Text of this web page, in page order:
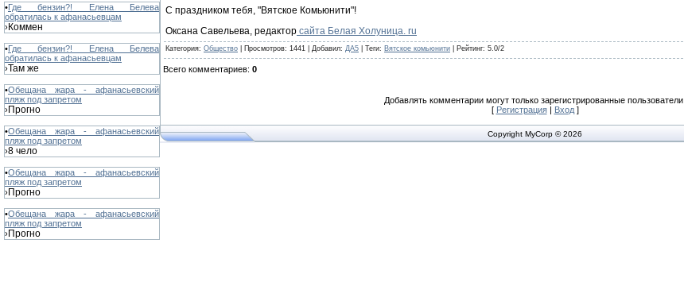
•Где бензин?! Елена Белева
обратилась к афанасьевцам
›Коммен
•Где бензин?! Елена Белева
обратилась к афанасьевцам
›Там же
•Обещана жара - афанасьевский
пляж под запретом
›Прогно
•Обещана жара - афанасьевский
пляж под запретом
›8 чело
•Обещана жара - афанасьевский
пляж под запретом
›Прогно
•Обещана жара - афанасьевский
пляж под запретом
›Прогно
С праздником тебя, "Вятское Комьюнити"!
Оксана Савельева, редактор сайта Белая Холуница. ru
Категория: Общество Просмотров: 1441 | Добавил: ДА5 Теги: Вятское комьюнити Рейтинг: 5.0/2
Всего комментариев: 0
Добавлять комментарии могут только зарегистрированные пользователи.
[ Регистрация| Вход]
Copyright MyCorp © 2026